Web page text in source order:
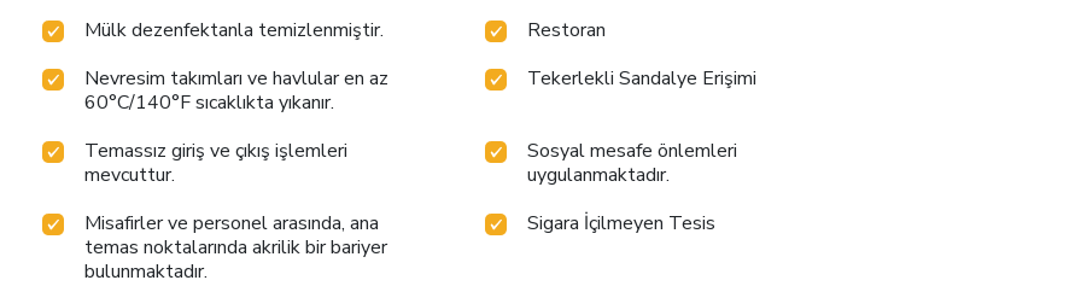
Mülk dezenfektanla temizlenmiştir.
Restoran
Nevresim takımları ve havlular en az
60°C/140°F sıcaklıkta yıkanır.
Tekerlekli Sandalye Erişimi
Temassız giriş ve çıkış işlemleri
mevcuttur.
Sosyal mesafe önlemleri
uygulanmaktadır.
Misafirler ve personel arasında, ana
temas noktalarında akrilik bir bariyer
bulunmaktadır.
Sigara İçilmeyen Tesis